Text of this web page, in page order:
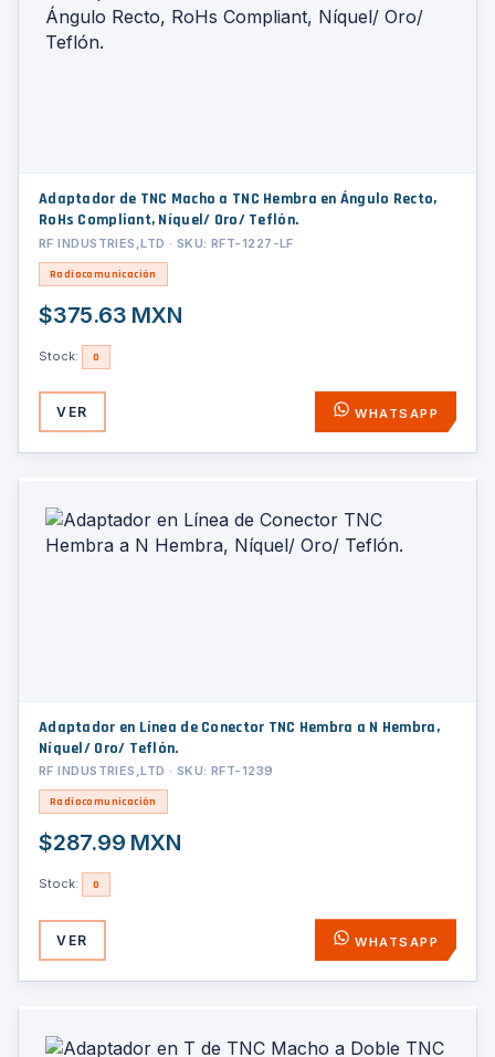
Adaptador de TNC Macho a TNC Hembra en Ángulo Recto,
RoHs Compliant, Níquel/ Oro/ Teflón.
RF INDUSTRIES,LTD · SKU: RFT-1227-LF
Radiocomunicación
$375.63 MXN
Stock: 0
VER WHATSAPP
Adaptador en Línea de Conector TNC Hembra a N Hembra,
Níquel/ Oro/ Teflón.
RF INDUSTRIES,LTD · SKU: RFT-1239
Radiocomunicación
$287.99 MXN
Stock: 0
VER WHATSAPP